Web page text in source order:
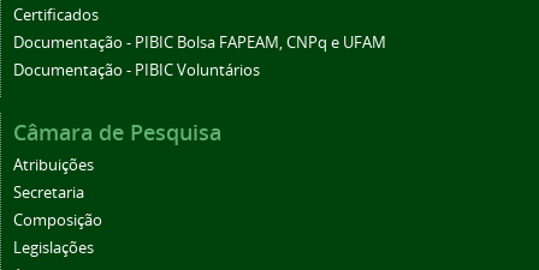
Certificados
Documentação - PIBIC Bolsa FAPEAM, CNPq e UFAM
Documentação - PIBIC Voluntários
Câmara de Pesquisa
Atribuições
Secretaria
Composição
Legislações